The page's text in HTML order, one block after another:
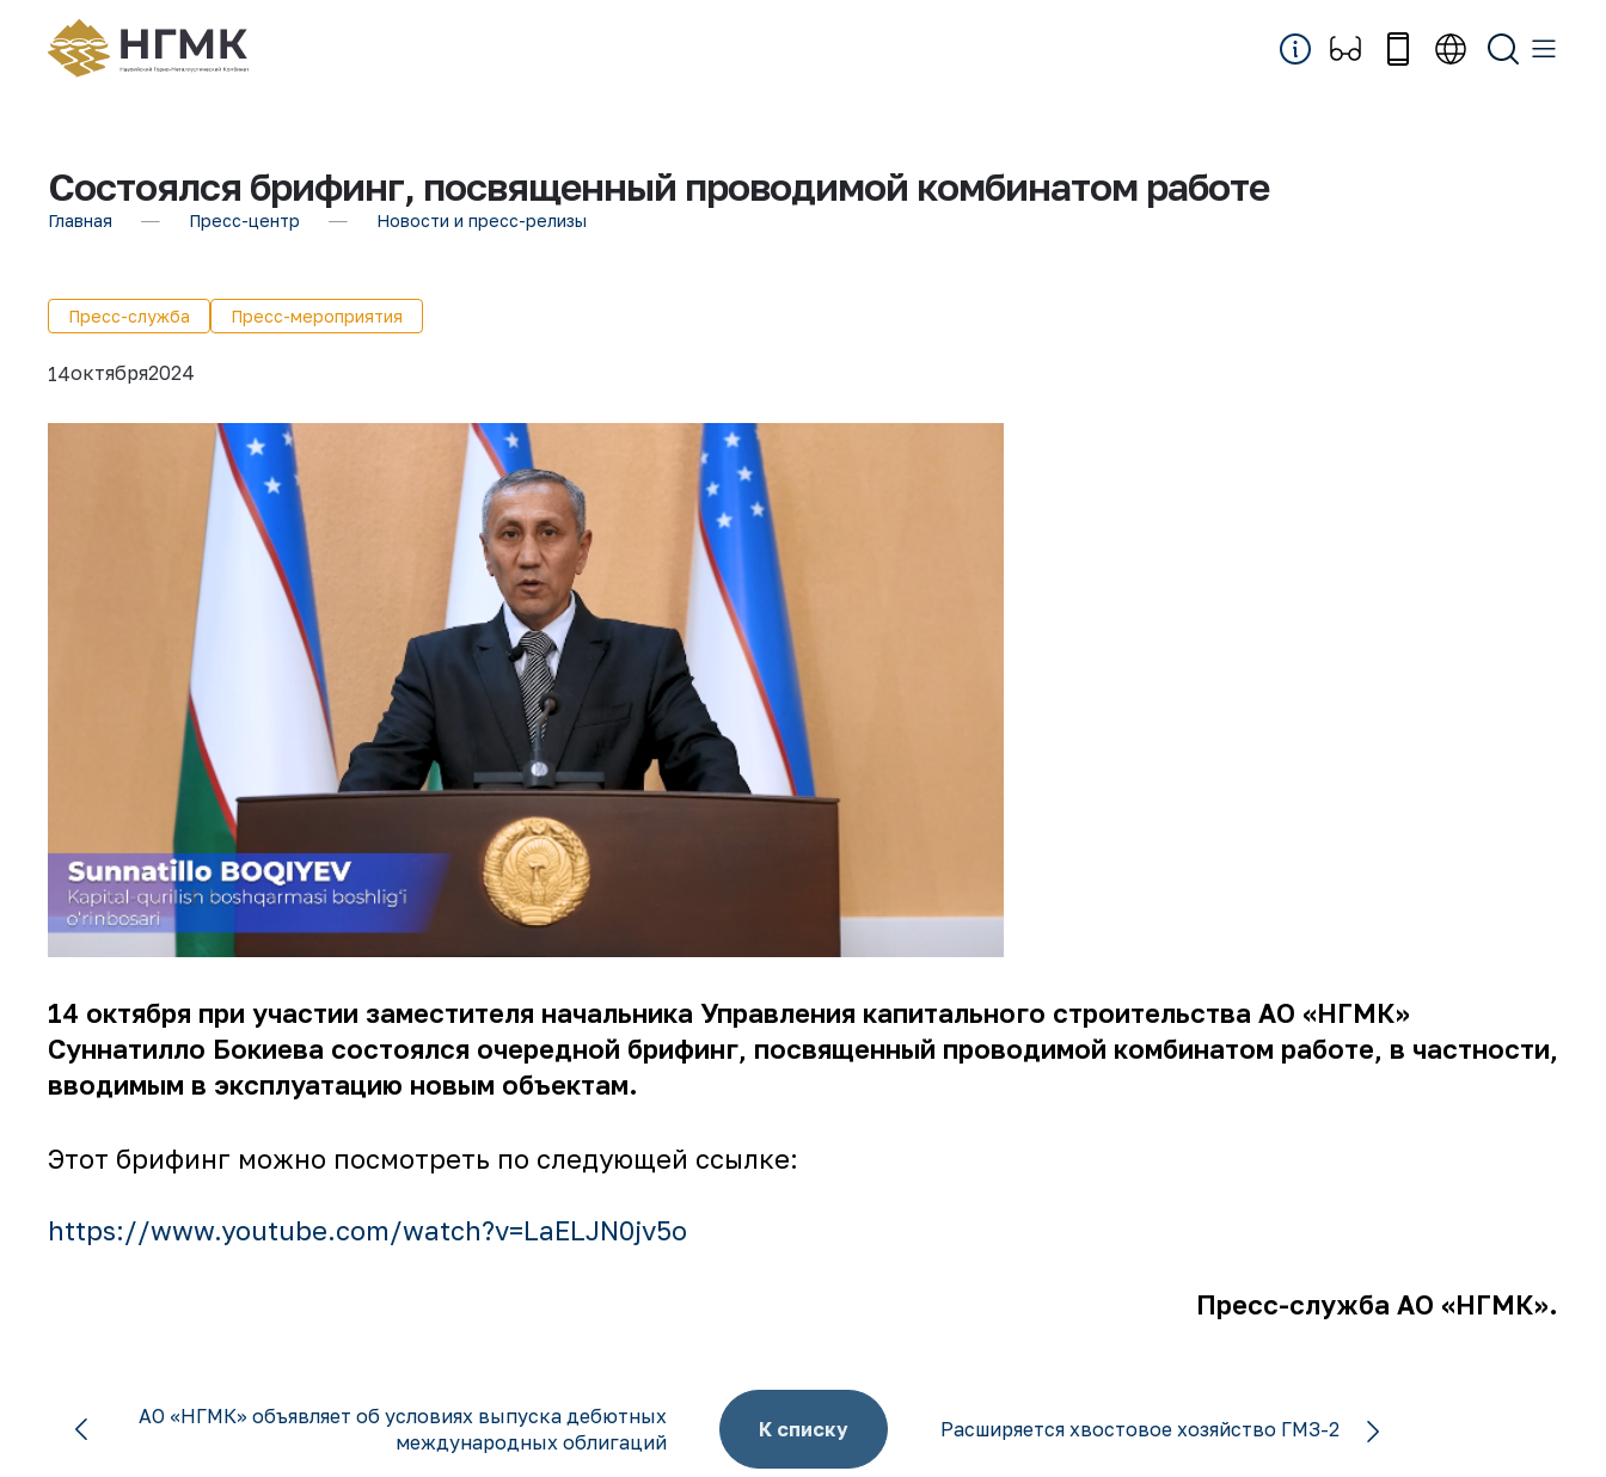
Состоялся брифинг, посвященный проводимой комбинатом работе
Главная Пресс-центр Новости и пресс-релизы
Пресс-служба Пресс-мероприятия
14октября2024
14 октября при участии заместителя начальника Управления капитального строительства АО «НГМК»
Суннатилло Бокиева состоялся очередной брифинг, посвященный проводимой комбинатом работе, в частности,
вводимым в эксплуатацию новым объектам.
Этот брифинг можно посмотреть по следующей ссылке:
https://www.youtube.com/watch?v=LaELJN0jv5o
Пресс-служба АО «НГМК».
АО «НГМК» объявляет об условиях выпуска дебютных
международных облигаций
К списку Расширяется хвостовое хозяйство ГМЗ-2